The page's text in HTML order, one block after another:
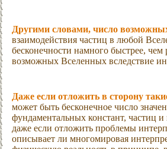
Другими словами, число
взаимодействия частиц в любой
бесконечности намного быстрее, чем
возможных Вселенных вследствие
Даже если отложить в сторону
может быть бесконечное число
фундаментальных констант, частиц и
даже если отложить проблемы
описывает ли многомировая